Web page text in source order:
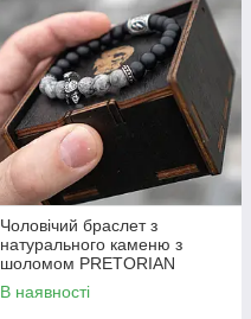
Чоловічий браслет з
натурального каменю з
шоломом PRETORIAN
преміум якість
В наявності